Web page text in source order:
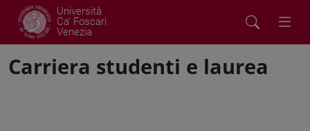
Università
Ca' Foscari
Venezia
Carriera studenti e laurea